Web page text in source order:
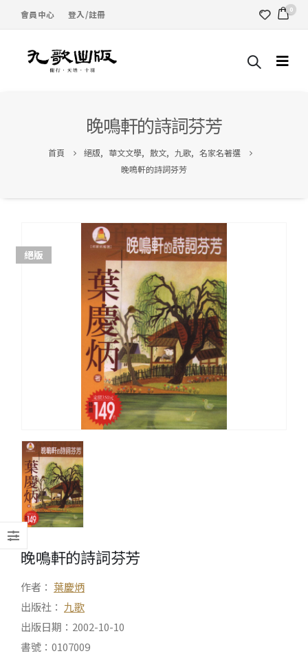
會員中心 登入/註冊 0
晚鳴軒的詩詞芬芳
首頁 絕版, 華文文學, 散文, 九歌, 名家名著選
晚鳴軒的詩詞芬芳
絕版
晚鳴軒的詩詞芬芳
作者： 葉慶炳
出版社： 九歌
出版日期：2002-10-10
書號：0107009